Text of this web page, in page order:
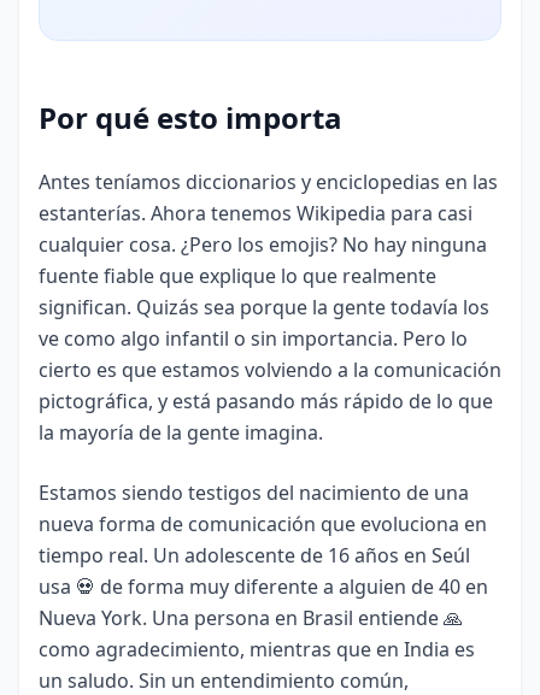
Por qué esto importa
Antes teníamos diccionarios y enciclopedias en las
estanterías. Ahora tenemos Wikipedia para casi
cualquier cosa. ¿Pero los emojis? No hay ninguna
fuente fiable que explique lo que realmente
significan. Quizás sea porque la gente todavía los
ve como algo infantil o sin importancia. Pero lo
cierto es que estamos volviendo a la comunicación
pictográfica, y está pasando más rápido de lo que
la mayoría de la gente imagina.
Estamos siendo testigos del nacimiento de una
nueva forma de comunicación que evoluciona en
tiempo real. Un adolescente de 16 años en Seúl
usa 💀 de forma muy diferente a alguien de 40 en
Nueva York. Una persona en Brasil entiende 🙏
como agradecimiento, mientras que en India es
un saludo. Sin un entendimiento común,